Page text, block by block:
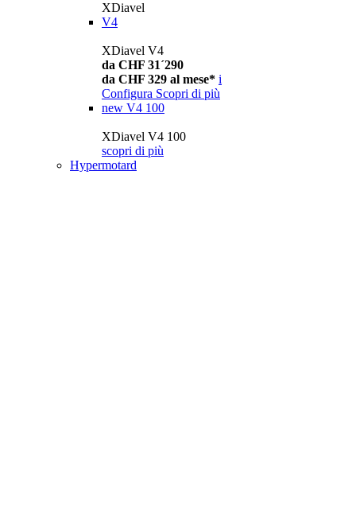
XDiavel
V4
XDiavel V4
da CHF 31´290
da CHF 329 al mese* i
Configura Scopri di più
new V4 100
XDiavel V4 100
scopri di più
Hypermotard